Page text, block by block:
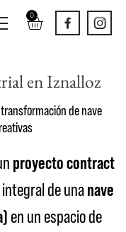
0
en Iznalloz
de nave
proyecto contract
de unanave
en un espacio de